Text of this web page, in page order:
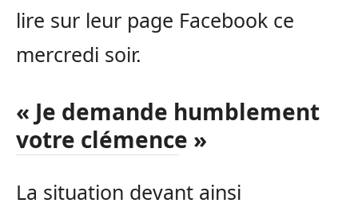
lire sur leur page Facebook ce
mercredi soir.
« Je demande humblement
votre clémence »
La situation devant ainsi